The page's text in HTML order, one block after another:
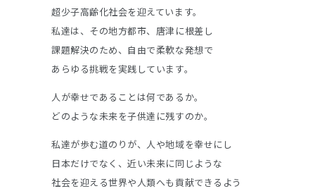
超少子高齢化社会を迎えています。
私達は、その地方都市、唐津に根差し
課題解決のため、自由で柔軟な発想で
あらゆる挑戦を実践しています。
人が幸せであることは何であるか。
どのような未来を子供達に残すのか。
私達が歩む道のりが、人や地域を幸せにし
日本だけでなく、近い未来に同じような
社会を迎える世界や人類へも貢献できるよう